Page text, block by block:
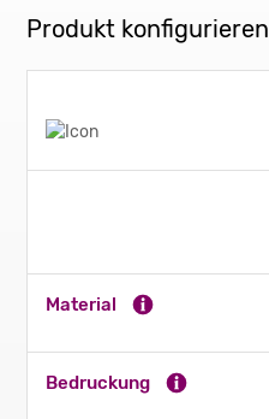
Produkt konfigurieren
Material
Bedruckung